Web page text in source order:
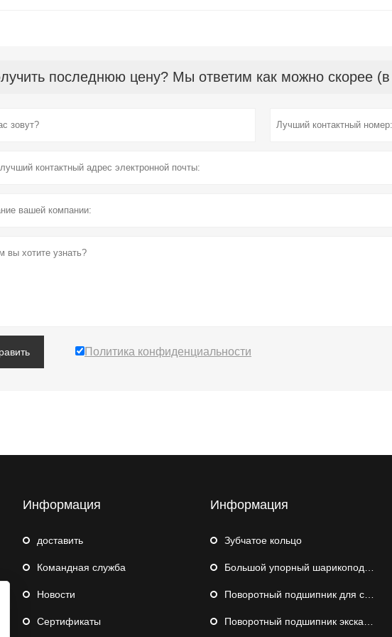
последнюю цену? Мы ответим как можно скорее (в
Политика конфиденциальности
Информация
доставить
Командная служба
Hовости
Сертификаты
Информация
Зубчатое кольцо
Большой упорный шарикоподшипник
Поворотный подшипник для судового крана
Поворотный подшипник экскаватора